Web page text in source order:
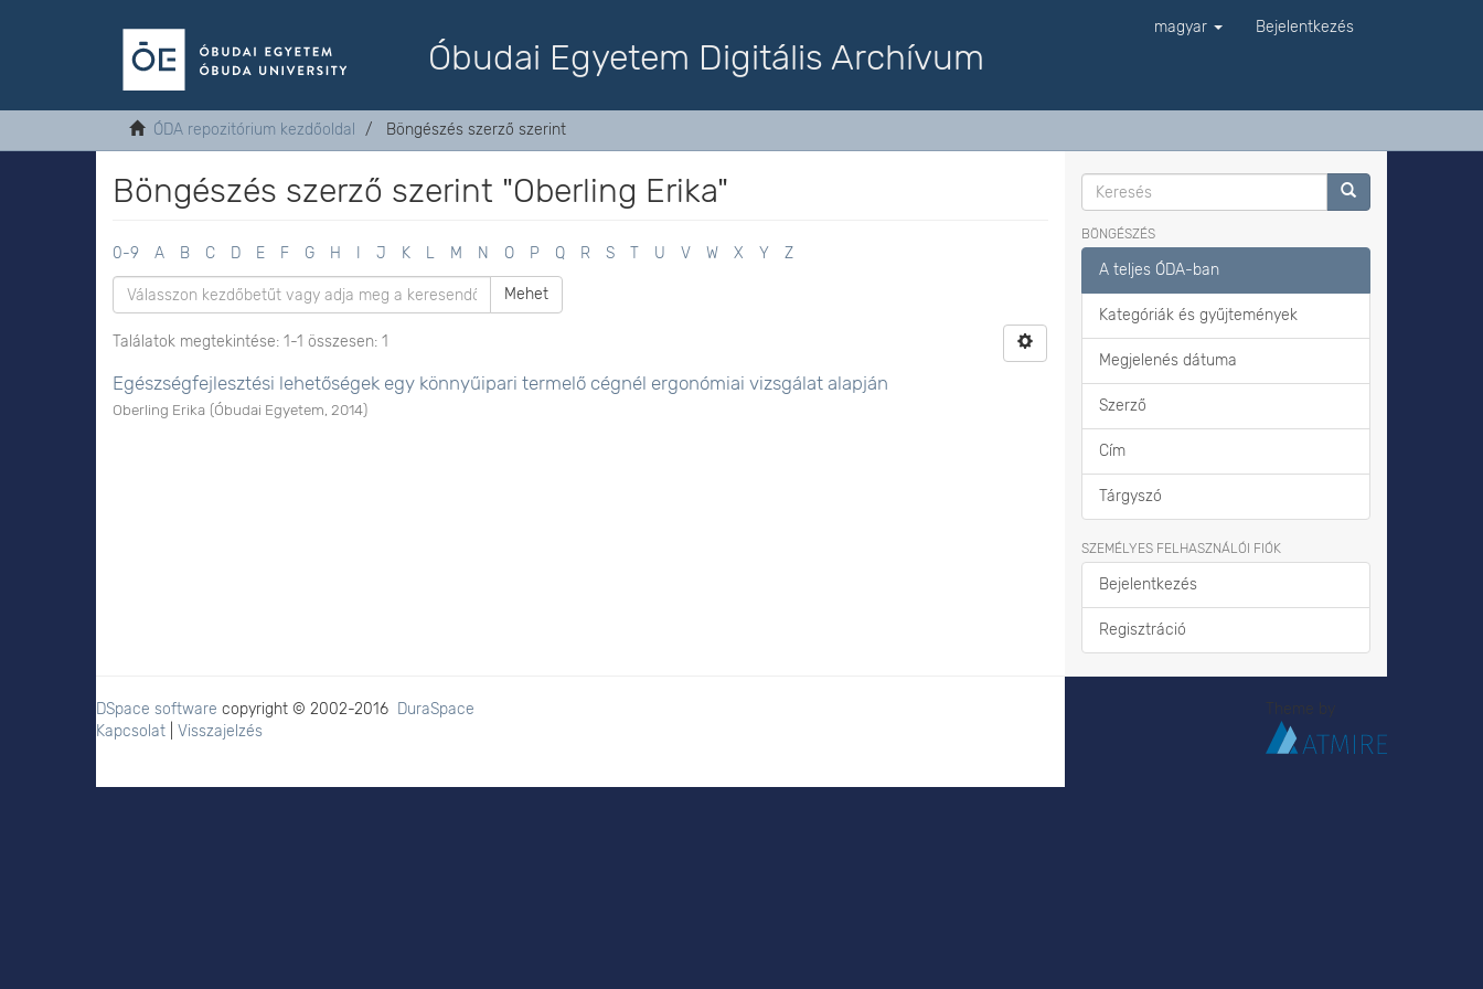
Óbudai Egyetem Digitális Archívum
magyar Bejelentkezés
ÓDA repozitórium kezdőoldal Böngészés szerző szerint
Böngészés szerző szerint "Oberling Erika"
0-9 A B C D E F G H J K L M N O P Q R S T U V W X Y Z
Mehet
Találatok megtekintése: 1-1 összesen: 1
Egészségfejlesztési lehetőségek egy könnyűipari termelő cégnél ergonómiai vizsgálat alapján
Oberling Erika (Óbudai Egyetem 2014)
BÖNGÉSZÉS
A teljes ÓDA-ban
Kategóriák és gyűjtemények
Megjelenés dátuma
Szerző
Cím
Tárgyszó
SZEMÉLYES FELHASZNÁLÓI FIÓK
Bejelentkezés
Regisztráció
DSpace software copyright © 2002-2016 DuraSpace
Kapcsolat
Visszajelzés
Theme by